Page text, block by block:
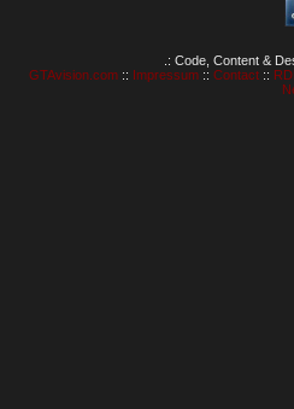
.: Code, Content &
GTAvision.com:: Impressum:: Contact::